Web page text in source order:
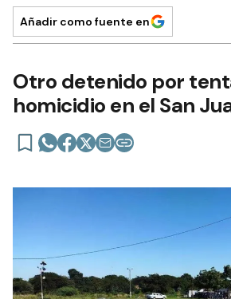
Añadir como fuente en
Otro detenido por
homicidio en el San